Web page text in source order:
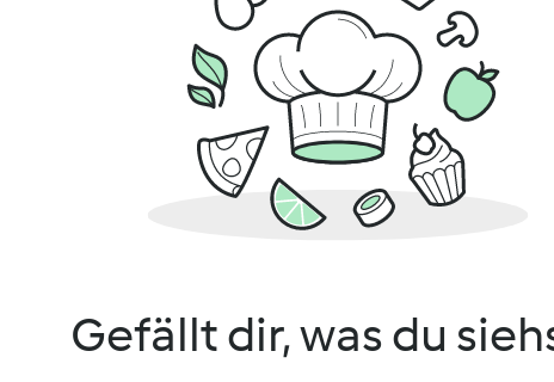
Gefällt dir, was du